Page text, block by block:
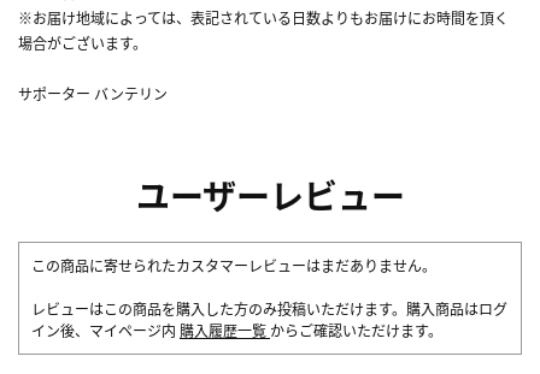
※お届け地域によっては、表記されている日数よりもお届けにお時間を頂く
場合がございます。
サポーター バンテリン
ユーザーレビュー
この商品に寄せられたカスタマーレビューはまだありません。
レビューはこの商品を購入した方のみ投稿いただけます。購入商品はログ
イン後、マイページ内 購入履歴一覧 からご確認いただけます。